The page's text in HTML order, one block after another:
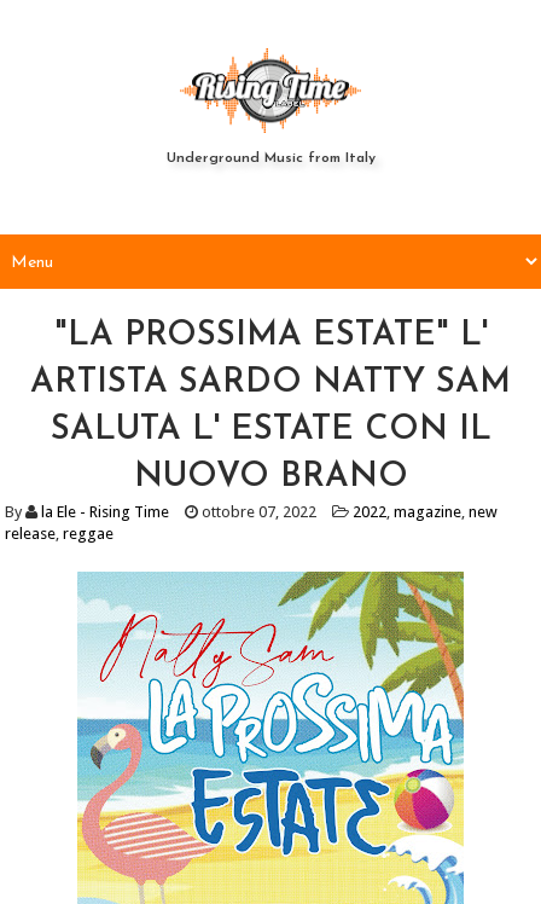
Underground Music from Italy
"LA PROSSIMA ESTATE" L'
ARTISTA SARDO NATTY SAM
SALUTA L' ESTATE CON IL
NUOVO BRANO
By la Ele - Rising Time ottobre 07, 2022 2022,magazine,new
release,reggae